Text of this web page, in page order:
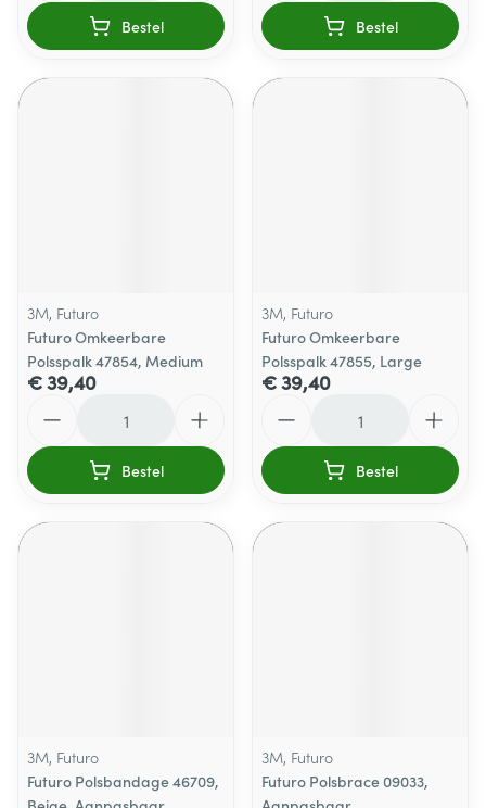
Bestel Bestel
3M, Futuro
Futuro Omkeerbare
Polsspalk 47854, Medium
€ 39,40
Bestel
3M, Futuro
Futuro Omkeerbare
Polsspalk 47855, Large
€ 39,40
Bestel
3M, Futuro
Futuro Polsbandage 46709,
3M, Futuro
Futuro Polsbrace 09033,